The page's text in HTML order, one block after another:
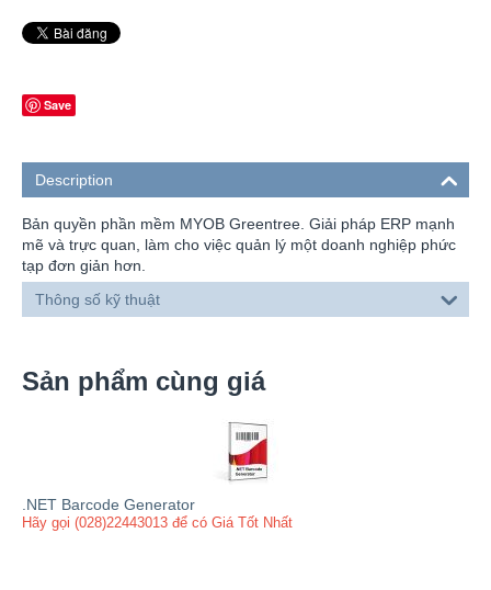
Save
Description
Bản quyền phần mềm MYOB Greentree. Giải pháp ERP mạnh
mẽ và trực quan, làm cho việc quản lý một doanh nghiệp phức
tạp đơn giản hơn.
Thông số kỹ thuật
Sản phẩm cùng giá
.NET Barcode Generator
Hãy gọi (028)22443013 để có Giá Tốt Nhất